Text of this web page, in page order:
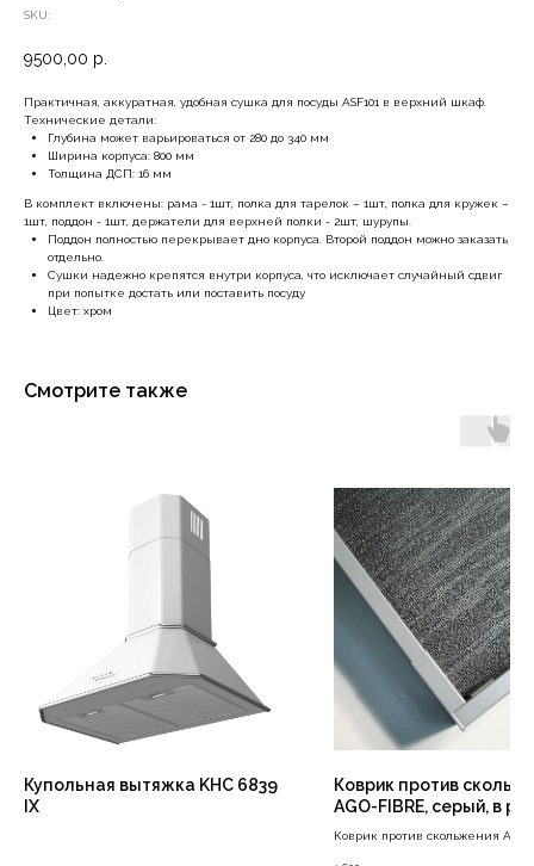
SKU:
9500,00 р.
Практичная, аккуратная, удобная сушка для посуды ASF101 в верхний шкаф.
Технические детали:
Глубина может варьироваться от 280 до 340 мм
Ширина корпуса: 800 мм
Толщина ДСП: 16 мм
В комплект включены: рама - 1шт, полка для тарелок – 1шт, полка для кружек –
1шт, поддон - 1шт, держатели для верхней полки - 2шт, шурупы.
Поддон полностью перекрывает дно корпуса. Второй поддон можно заказать
отдельно.
Сушки надежно крепятся внутри корпуса, что исключает случайный сдвиг
при попытке достать или поставить посуду
Цвет: хром
Смотрите также
Купольная вытяжка KHC 6839
IX
Коврик против
AGO-FIBRE, серый, в
ящика LEGRABOX
Коврик против скольжения AGO-